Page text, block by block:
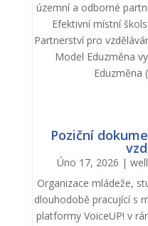
územní a odborné
Efektivní místní
Partnerství pro
Model Eduzměna
Eduzměna
Poziční
Úno 17, 2026 |
Organizace mládeže,
dlouhodobě pracující s
platformy VoiceUP! v